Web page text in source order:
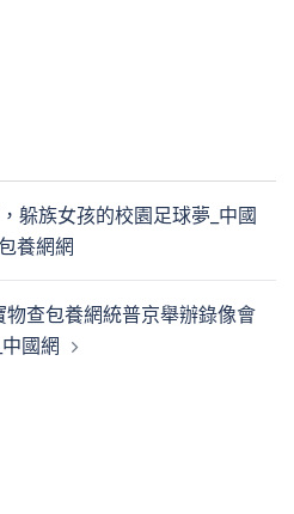
躲族女孩的校園足球夢_中國
養網網
查包養網統普京舉辦錄像會
中國網